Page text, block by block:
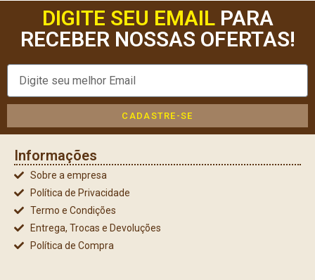
DIGITE SEU EMAILPARA
RECEBER NOSSAS OFERTAS!
CADASTRE-SE
Informações
Sobre a empresa
Política de Privacidade
Termo e Condições
Entrega, Trocas e Devoluções
Política de Compra